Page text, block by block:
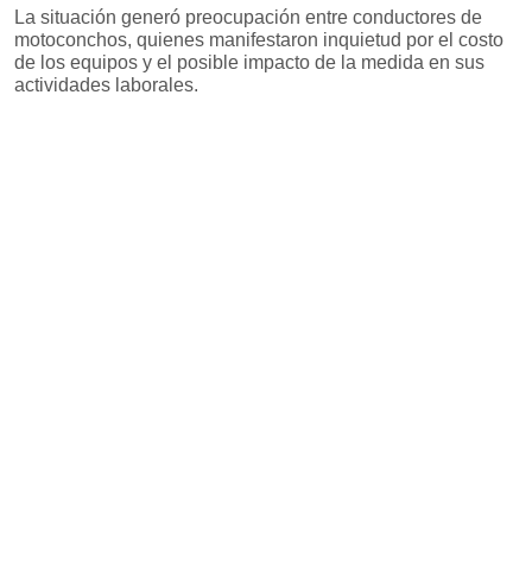
La situación generó preocupación entre conductores de
motoconchos, quienes manifestaron inquietud por el costo
de los equipos y el posible impacto de la medida en sus
actividades laborales.